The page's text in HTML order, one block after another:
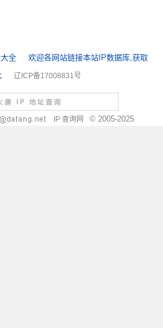
全
欢迎各网站链接本站IP数据库,获取
辽ICP备17008831号
IP 查询网 © 2005-2025